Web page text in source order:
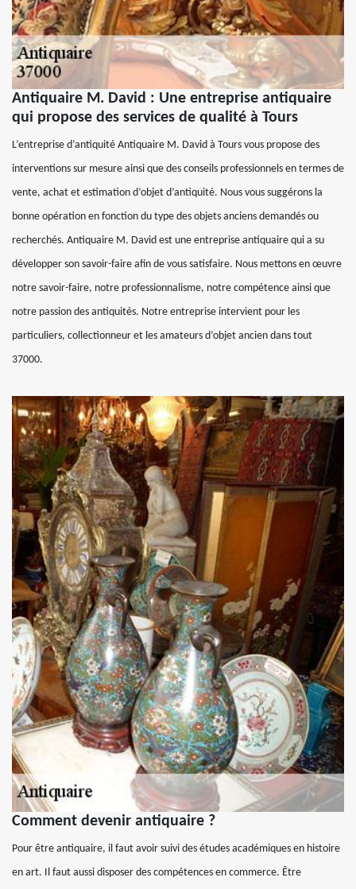
Antiquaire M. David : Une entreprise antiquaire
qui propose des services de qualité à Tours
L’entreprise d’antiquité Antiquaire M. David à Tours vous propose des
interventions sur mesure ainsi que des conseils professionnels en termes de
vente, achat et estimation d’objet d’antiquité. Nous vous suggérons la
bonne opération en fonction du type des objets anciens demandés ou
recherchés. Antiquaire M. David est une entreprise antiquaire qui a su
développer son savoir-faire afin de vous satisfaire. Nous mettons en œuvre
notre savoir-faire, notre professionnalisme, notre compétence ainsi que
notre passion des antiquités. Notre entreprise intervient pour les
particuliers, collectionneur et les amateurs d’objet ancien dans tout
37000.
Comment devenir antiquaire ?
Pour être antiquaire, il faut avoir suivi des études académiques en histoire
en art. Il faut aussi disposer des compétences en commerce. Être